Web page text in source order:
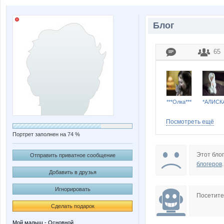
Портрет заполнен на 74 %
Отправить приватное сообщение
Добавить в друзья
Игнорировать
Сделать подарок
Мой малыш - Основной
Блог
65
***Олка***
Mansurik
Посмотреть ещё
Этот
блогеров.